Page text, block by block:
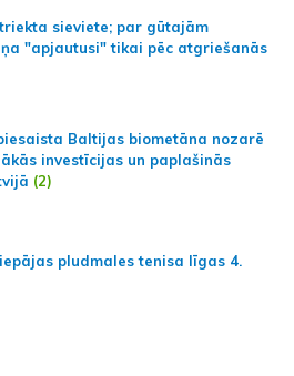
sieviete; par gūtajām
"apjautusi" tikai pēc atgriešanās
Baltijas biometāna nozarē
investīcijas un paplašinās
(2)
pludmales tenisa līgas 4.